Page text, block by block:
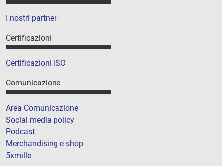
I nostri partner
Certificazioni
Certificazioni ISO
Comunicazione
Area Comunicazione
Social media policy
Podcast
Merchandising e shop
5xmille